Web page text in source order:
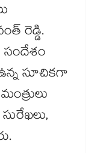
రెడ్డి.
సందేశం
సూచికగా